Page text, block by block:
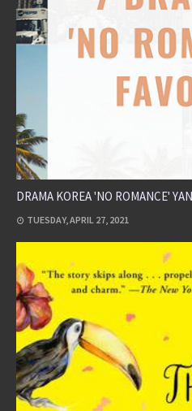
DRAMA KOREA 'NO ROMANCE'
TUESDAY, APRIL 27, 2021